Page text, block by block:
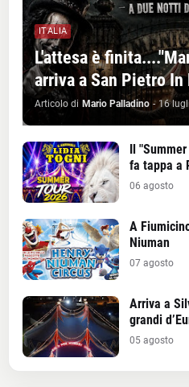
ITALIA
L'attesa è
arriva a San Pietro In
Articolo di Mario Palladino - 16
Il
fa tappa a
06 agosto
A
Niuman
07 agosto
Arriva a
grandi
05 agosto